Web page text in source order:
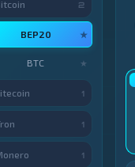
2
BEP20 ★
BTC ★
1
1
1